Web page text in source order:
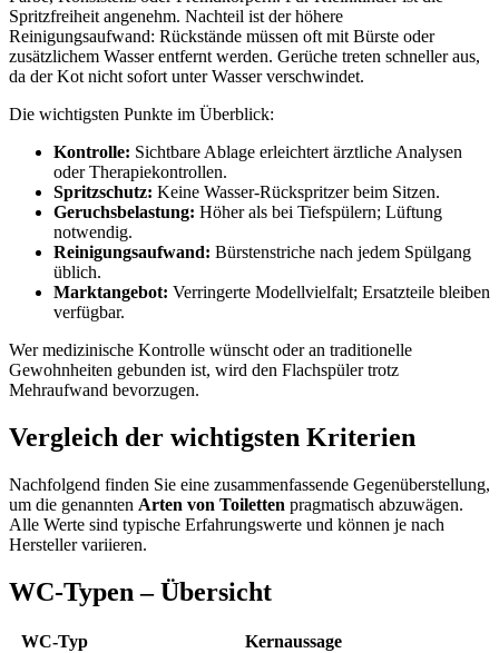
Spritzfreiheit angenehm. Nachteil ist der höhere
Reinigungsaufwand: Rückstände müssen oft mit Bürste oder
zusätzlichem Wasser entfernt werden. Gerüche treten schneller aus,
da der Kot nicht sofort unter Wasser verschwindet.
Die wichtigsten Punkte im Überblick:
Kontrolle: Sichtbare Ablage erleichtert ärztliche Analysen
oder Therapiekontrollen.
Spritzschutz: Keine Wasser‑Rückspritzer beim Sitzen.
Geruchsbelastung: Höher als bei Tiefspülern; Lüftung
notwendig.
Reinigungsaufwand: Bürstenstriche nach jedem Spülgang
üblich.
Marktangebot: Verringerte Modellvielfalt; Ersatzteile bleiben
verfügbar.
Wer medizinische Kontrolle wünscht oder an traditionelle
Gewohnheiten gebunden ist, wird den Flachspüler trotz
Mehraufwand bevorzugen.
Vergleich der wichtigsten Kriterien
Nachfolgend finden Sie eine zusammenfassende Gegenüberstellung,
um die genannten Arten von Toiletten pragmatisch abzuwägen.
Alle Werte sind typische Erfahrungswerte und können je nach
Hersteller variieren.
WC-Typen – Übersicht
WC‑Typ
Kernaussage